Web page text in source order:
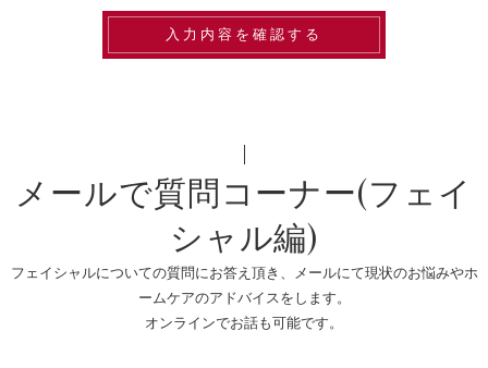
メールで質問コーナー(フェイ
シャル編)
フェイシャルについての質問にお答え頂き、メールにて現状のお悩みやホ
ームケアのアドバイスをします。
オンラインでお話も可能です。